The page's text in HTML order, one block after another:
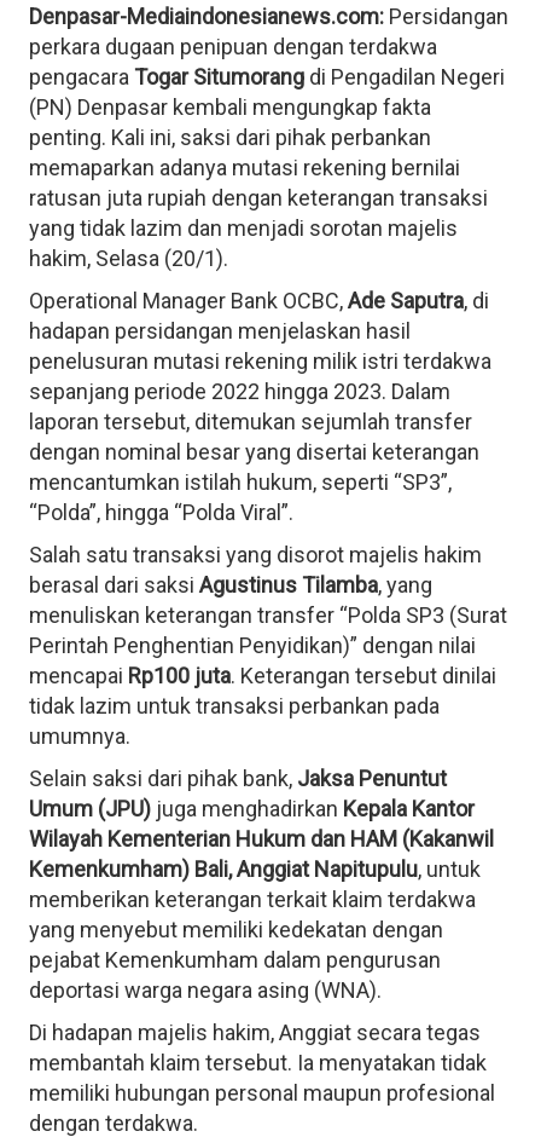
Denpasar-Mediaindonesianews.com:Persidangan
perkara dugaan penipuan dengan terdakwa
pengacara Togar Situmorangdi Pengadilan Negeri
(PN) Denpasar kembali mengungkap fakta
penting. Kali ini, saksi dari pihak perbankan
memaparkan adanya mutasi rekening bernilai
ratusan juta rupiah dengan keterangan transaksi
yang tidak lazim dan menjadi sorotan majelis
hakim, Selasa (20/1).
Operational Manager Bank OCBC,Ade Saputra, di
hadapan persidangan menjelaskan hasil
penelusuran mutasi rekening milik istri terdakwa
sepanjang periode 2022 hingga 2023. Dalam
laporan tersebut, ditemukan sejumlah transfer
dengan nominal besar yang disertai keterangan
mencantumkan istilah hukum, seperti “SP3”,
“Polda”, hingga “Polda Viral”.
Salah satu transaksi yang disorot majelis hakim
berasal dari saksi Agustinus Tilamba, yang
menuliskan keterangan transfer “Polda SP3 (Surat
Perintah Penghentian Penyidikan)” dengan nilai
mencapai Rp100 juta. Keterangan tersebut dinilai
tidak lazim untuk transaksi perbankan pada
umumnya.
Selain saksi dari pihak bank, Jaksa Penuntut
Umum (JPU)juga menghadirkan Kepala Kantor
Wilayah Kementerian Hukum dan HAM (Kakanwil
Kemenkumham) Bali, Anggiat Napitupulu, untuk
memberikan keterangan terkait klaim terdakwa
yang menyebut memiliki kedekatan dengan
pejabat Kemenkumham dalam pengurusan
deportasi warga negara asing (WNA).
Di hadapan majelis hakim, Anggiat secara tegas
membantah klaim tersebut. Ia menyatakan tidak
memiliki hubungan personal maupun profesional
dengan terdakwa.